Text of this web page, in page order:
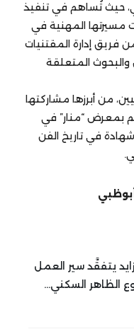
حيث تُساهم في تنفيذ
مسيرتها المهنية في
إدارة المقتنيات
والبحوث المتعلقة
من أبرزها مشاركتها
بمعرض “منار” في
على شهادة في تاريخ الفن
يتفقَّد سير العمل
الظاهر السكني...